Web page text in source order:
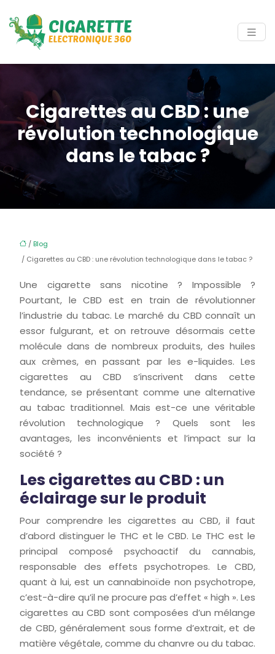
Cigarettes au CBD : une
révolution technologique
dans le tabac ?
/ Blog
/ Cigarettes au CBD : une révolution technologique dans le tabac ?
Une cigarette sans nicotine ? Impossible ?
Pourtant, le CBD est en train de révolutionner
l’industrie du tabac. Le marché du CBD connaît un
essor fulgurant, et on retrouve désormais cette
molécule dans de nombreux produits, des huiles
aux crèmes, en passant par les e-liquides. Les
cigarettes au CBD s’inscrivent dans cette
tendance, se présentant comme une alternative
au tabac traditionnel. Mais est-ce une véritable
révolution technologique ? Quels sont les
avantages, les inconvénients et l’impact sur la
société ?
Les cigarettes au CBD : un
éclairage sur le produit
Pour comprendre les cigarettes au CBD, il faut
d’abord distinguer le THC et le CBD. Le THC est le
principal composé psychoactif du cannabis,
responsable des effets psychotropes. Le CBD,
quant à lui, est un cannabinoïde non psychotrope,
c’est-à-dire qu’il ne procure pas d’effet « high ». Les
cigarettes au CBD sont composées d’un mélange
de CBD, généralement sous forme d’extrait, et de
matière végétale, comme du chanvre ou du tabac.